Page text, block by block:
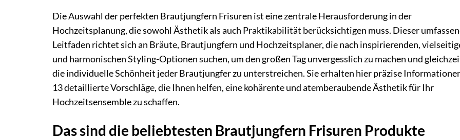
Die Auswahl der perfekten Brautjungfern Frisuren ist eine zentrale Herausforderung in der
Hochzeitsplanung, die sowohl Ästhetik als auch Praktikabilität berücksichtigen muss. Dieser
Leitfaden richtet sich an Bräute, Brautjungfern und Hochzeitsplaner, die nach inspirierenden,
und harmonischen Styling-Optionen suchen, um den großen Tag unvergesslich zu machen und
die individuelle Schönheit jeder Brautjungfer zu unterstreichen. Sie erhalten hier präzise
13 detaillierte Vorschläge, die Ihnen helfen, eine kohärente und atemberaubende Ästhetik für Ihr
Hochzeitsensemble zu schaffen.
Das sind die beliebtesten Brautjungfern Frisuren Produkte